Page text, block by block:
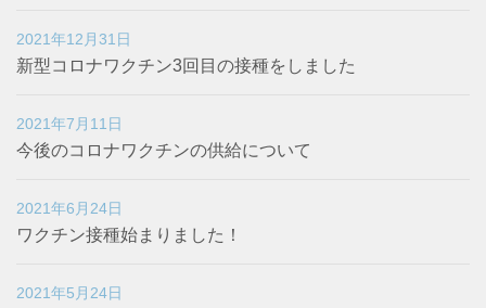
2021年12月31日
新型コロナワクチン3回目の接種をしました
2021年7月11日
今後のコロナワクチンの供給について
2021年6月24日
ワクチン接種始まりました！
2021年5月24日